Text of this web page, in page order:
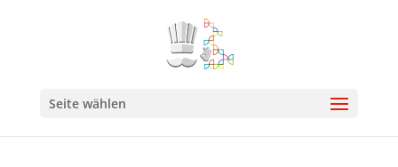
Seite wählen